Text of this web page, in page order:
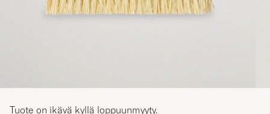
Tuote on ikävä kyllä loppuunmyyty.